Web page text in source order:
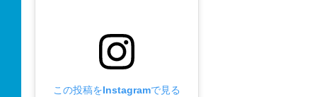
この投稿をInstagramで見る